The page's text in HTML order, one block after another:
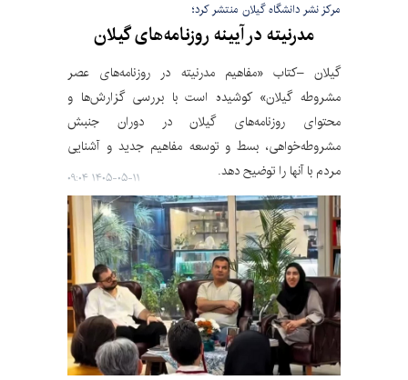
مرکز نشر دانشگاه گیلان منتشر کرد؛
مدرنیته در آیینه روزنامه‌های گیلان
گیلان –کتاب «مفاهیم مدرنیته در روزنامه‌های عصر
مشروطه گیلان» کوشیده است با بررسی گزارش‌ها و
محتوای روزنامه‌های گیلان در دوران جنبش
مشروطه‌خواهی، بسط و توسعه مفاهیم جدید و آشنایی
مردم با آنها را توضیح دهد.
۱۴۰۵-۰۵-۱۱ ۰۹:۰۴